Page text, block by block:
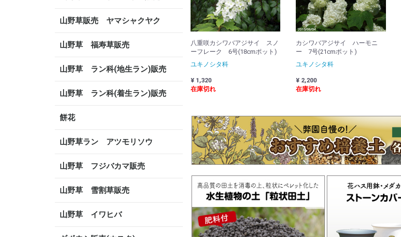
山野草販売 ヤマシャクヤク
山野草 福寿草販売
山野草 ラン科(地生ラン)販売
山野草 ラン科(着生ラン)販売
餅花
山野草ラン アツモリソウ
山野草 フジバカマ販売
山野草 雪割草販売
山野草 イワヒバ
八重咲カシワバアジサイ スノ
ーフレーク 6号(18cmポット)
ユキノシタ科
¥ 1,320
在庫切れ
カシワバアジサイ ハーモニ
ー 7号(21cmポット)
ユキノシタ科
¥ 2,200
在庫切れ